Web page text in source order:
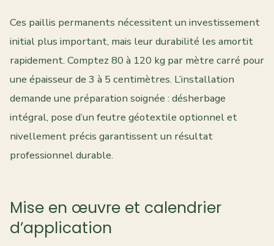
Ces paillis permanents nécessitent un investissement
initial plus important, mais leur durabilité les amortit
rapidement. Comptez 80 à 120 kg par mètre carré pour
une épaisseur de 3 à 5 centimètres. L’installation
demande une préparation soignée : désherbage
intégral, pose d’un feutre géotextile optionnel et
nivellement précis garantissent un résultat
professionnel durable.
Mise en œuvre et calendrier
d’application